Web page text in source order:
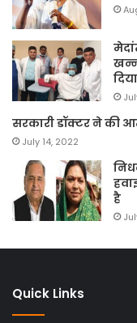
सरकारी डॉक्टर ने की
July 14, 2022
है
Quick Links